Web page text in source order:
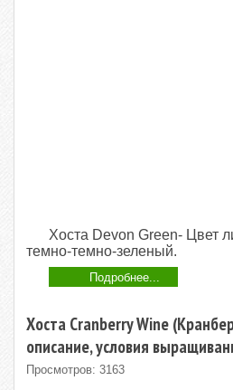
Хоста Devon Green- Цвет
темно-темно-зеленый.
Подробнее...
Хоста Cranberry Wine
описание, условия
Просмотров: 3163